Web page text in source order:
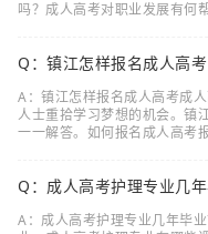
吗？成人高考对职业发展有何
Q：镇江怎样报名成人高考
A：镇江怎样报名成人高考成
人士重拾学习梦想的机会。镇
一一解答。如何报名成人高考
Q：成人高考护理专业几
A：成人高考护理专业几年毕